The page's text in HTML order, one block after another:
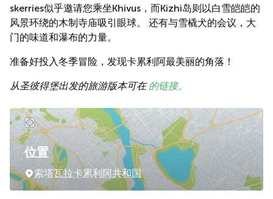
skerries似乎邀请您乘坐Khivus，而Kizhi岛则以白雪皑皑的
风景环绕的木制寺庙吸引眼球。 还有与雪橇犬的会议，大
门的味道和瀑布的力量。
准备好投入冬季冒险，发现卡累利阿最美丽的角落！
从圣彼得堡出发的旅游版本可在的链接。
位置
索塔瓦拉卡累利阿共和国